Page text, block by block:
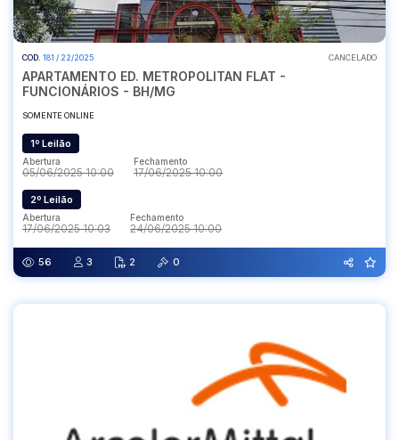
COD. 181 / 22/2025 CANCELADO
APARTAMENTO ED. METROPOLITAN FLAT -
FUNCIONÁRIOS - BH/MG
SOMENTE ONLINE
1º Leilão
Abertura
05/06/2025 10:00
Fechamento
17/06/2025 10:00
2º Leilão
Abertura
17/06/2025 10:03
Fechamento
24/06/2025 10:00
56 3 2 0